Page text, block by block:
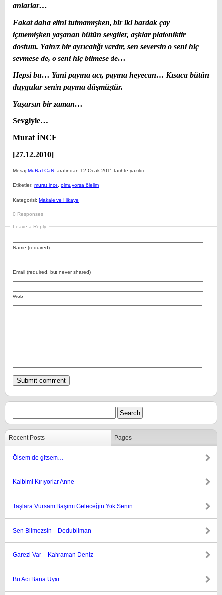
anlarlar…
Fakat daha elini tutmamışken, bir iki bardak çay
içmemişken yaşanan bütün sevgiler, aşklar platoniktir
dostum. Yalnız bir ayrıcalığı vardır, sen seversin o seni hiç
sevmese de, o seni hiç bilmese de…
Hepsi bu… Yani payına acı, payına heyecan… Kısaca bütün
duygular senin payına düşmüştür.
Yaşarsın bir zaman…
Sevgiyle…
Murat İNCE
[27.12.2010]
Mesaj MuRaTCaN tarafindan 12 Ocak 2011 tarihte yazildi.
Etiketler: murat ince olmuyorsa ölelim
Kategorisi: Makale ve Hikaye
0 Responses
Leave a Reply
Name (required)
Email (required, but never shared)
Web
Recent Posts Pages
Ölsem de gitsem…
Kalbimi Kırıyorlar Anne
Taşlara Vursam Başımı Geleceğin Yok Senin
Sen Bilmezsin – Dedubliman
Garezi Var – Kahraman Deniz
Bu Acı Bana Uyar..